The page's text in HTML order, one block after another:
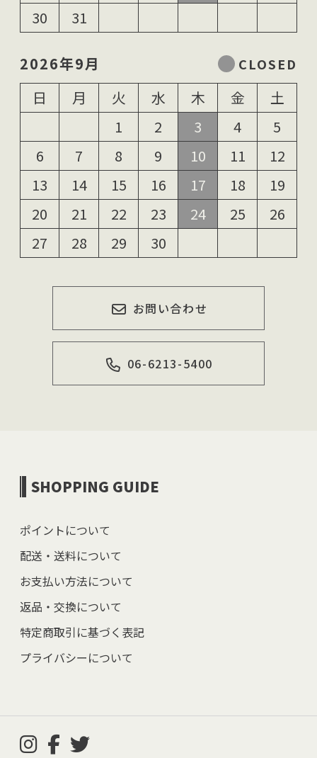
30
31
2026年9月
日
月 火 水 木 金
土
1
2 3 4
5
6
7 8 9 10 11
12
13
14 15 16 17 18
19
20
21 22 23 24 25
26
27
28 29 30
お問い合わせ
06-6213-5400
SHOPPING GUIDE
ポイントについて
配送・送料について
お支払い方法について
返品・交換について
特定商取引に基づく表記
プライバシーについて